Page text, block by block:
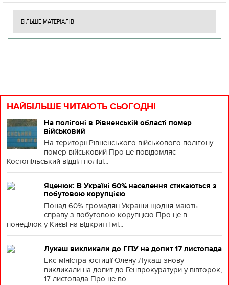
БІЛЬШЕ МАТЕРІАЛІВ
НАЙБІЛЬШЕ ЧИТАЮТЬ СЬОГОДНІ
На полігоні в Рівненській області помер
військовий
На території Рівненського військового полігону
помер військовий Про це повідомляє
Костопільський відділ поліці...
Яценюк: В Україні 60% населення стикаються з
побутовою корупцією
Понад 60% громадян України щодня мають
справу з побутовою корупцією Про це в
понеділок у Києві на відкритті мі...
Лукаш викликали до ГПУ на допит 17 листопада
Екс-міністра юстиції Олену Лукаш знову
викликали на допит до Генпрокуратури у вівторок,
17 листопада Про це во...